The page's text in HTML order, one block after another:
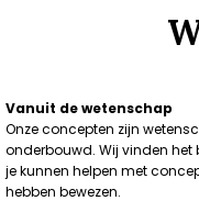
Vanuit de wetenschap
Onze concepten zijn
onderbouwd. Wij vinden het
je kunnen helpen met
hebben bewezen.